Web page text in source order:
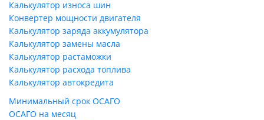
Калькулятор износа шин
Конвертер мощности двигателя
Калькулятор заряда аккумулятора
Калькулятор замены масла
Калькулятор растаможки
Калькулятор расхода топлива
Калькулятор автокредита
Минимальный срок ОСАГО
ОСАГО на месяц